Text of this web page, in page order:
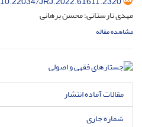
مهدی نارستانی؛ محسن برهانی
مشاهده مقاله
مقالات آماده انتشار
شماره جاری